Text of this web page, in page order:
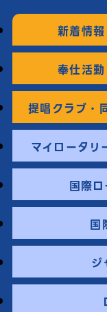
新着情報
奉仕活動
提唱クラブ・
マイロータリ
国際
国
ジ